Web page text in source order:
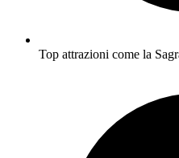
Top attrazioni come la